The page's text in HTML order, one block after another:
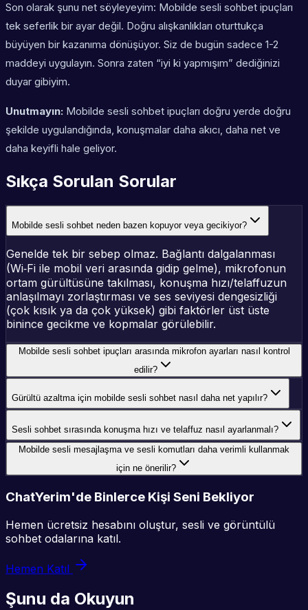
Son olarak şunu net söyleyeyim: Mobilde sesli sohbet ipuçları
tek seferlik bir ayar değil. Doğru alışkanlıkları oturttukça
büyüyen bir kazanıma dönüşüyor. Siz de bugün sadece 1-2
maddeyi uygulayın. Sonra zaten “iyi ki yapmışım” dediğinizi
duyar gibiyim.
Unutmayın: Mobilde sesli sohbet ipuçları doğru yerde doğru
şekilde uygulandığında, konuşmalar daha akıcı, daha net ve
daha keyifli hale geliyor.
Sıkça Sorulan Sorular
Mobilde sesli sohbet neden bazen kopuyor veya gecikiyor?
Genelde tek bir sebep olmaz. Bağlantı dalgalanması
(Wi‑Fi ile mobil veri arasında gidip gelme), mikrofonun
ortam gürültüsüne takılması, konuşma hızı/telaffuzun
anlaşılmayı zorlaştırması ve ses seviyesi dengesizliği
(çok kısık ya da çok yüksek) gibi faktörler üst üste
binince gecikme ve kopmalar görülebilir.
Mobilde sesli sohbet ipuçları arasında mikrofon ayarları nasıl kontrol
edilir?
Gürültü azaltma için mobilde sesli sohbet nasıl daha net yapılır?
Sesli sohbet sırasında konuşma hızı ve telaffuz nasıl ayarlanmalı?
Mobilde sesli mesajlaşma ve sesli komutları daha verimli kullanmak
için ne önerilir?
ChatYerim'de Binlerce Kişi Seni Bekliyor
Hemen ücretsiz hesabını oluştur, sesli ve görüntülü
sohbet odalarına katıl.
Hemen Katıl
Şunu da Okuyun